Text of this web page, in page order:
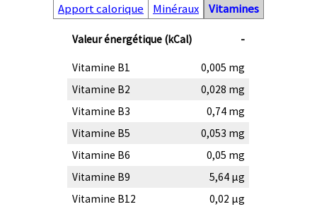
Apport calorique Minéraux Vitamines
Valeur énergétique (kCal) -
Vitamine B1
0,005 mg
Vitamine B2
0,028 mg
Vitamine B3
0,74 mg
Vitamine B5
0,053 mg
Vitamine B6
0,05 mg
Vitamine B9
5,64 µg
Vitamine B12
0,02 µg